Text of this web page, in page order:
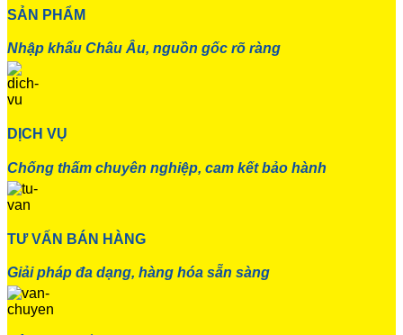
SẢN PHẨM
Nhập khẩu Châu Âu, nguồn gốc rõ ràng
DỊCH VỤ
Chống thấm chuyên nghiệp, cam kết bảo hành
TƯ VẤN BÁN HÀNG
Giải pháp đa dạng, hàng hóa sẵn sàng